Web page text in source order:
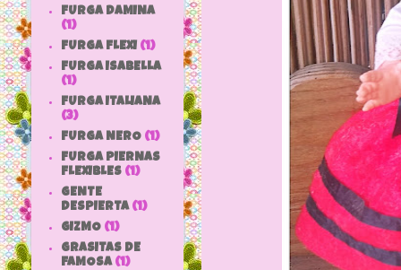
FURGA DAMINA
(1)
FURGA FLEXI (1)
FURGA ISABELLA
(1)
FURGA ITALIANA
(3)
FURGA NERO (1)
FURGA PIERNAS
FLEXIBLES (1)
GENTE
DESPIERTA (1)
GIZMO (1)
GRASITAS DE
FAMOSA (1)